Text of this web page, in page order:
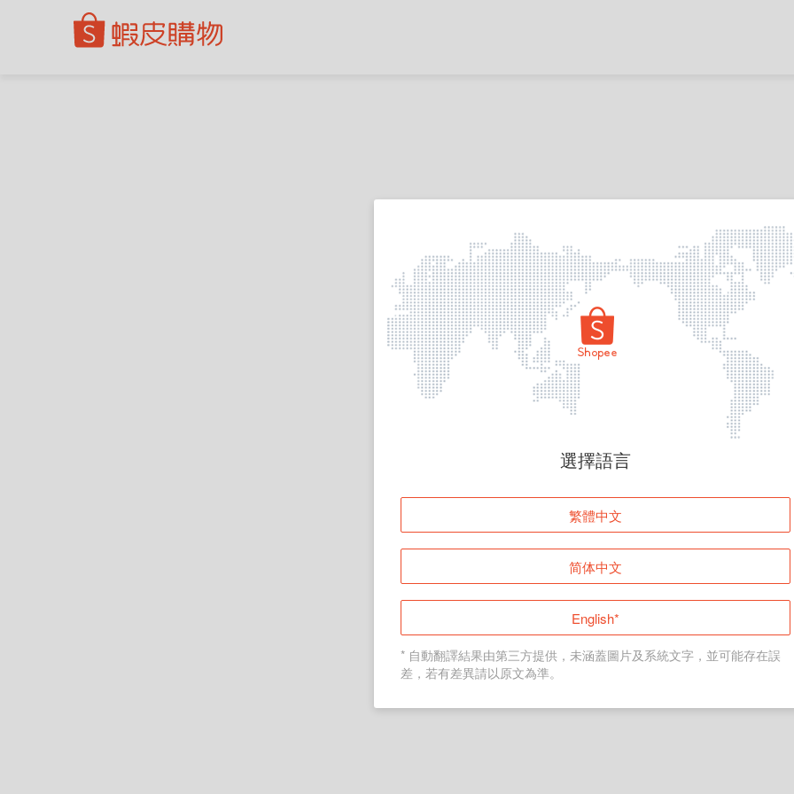
頁面無法顯示
登入
返回首頁
選擇語言
繁體中文
简体中文
English*
* 自動翻譯結果由第三方提供，未涵蓋圖片及系統文字，並可能存在誤
差，若有差異請以原文為準。